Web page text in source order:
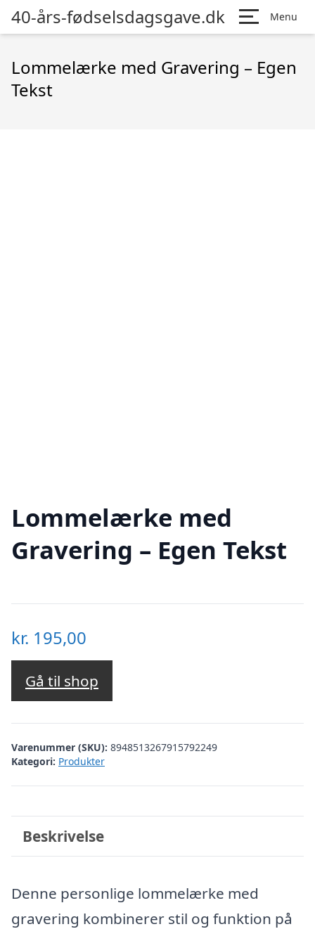
40-års-fødselsdagsgave.dk Menu
Lommelærke med Gravering – Egen
Tekst
Lommelærke med
Gravering – Egen Tekst
kr. 195,00
Gå til shop
Varenummer (SKU): 8948513267915792249
Kategori: Produkter
Beskrivelse
Denne personlige lommelærke med
gravering kombinerer stil og funktion på